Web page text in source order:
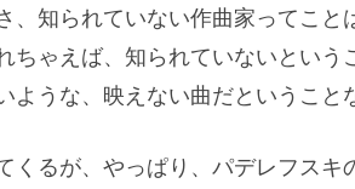
、知られていない作曲家ってこと
ちゃえば、知られていないという
うな、映えない曲だということ
くるが、やっぱり、パデレフスキ